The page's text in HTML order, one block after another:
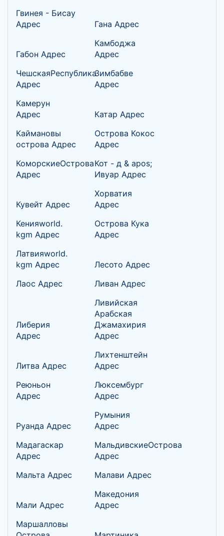
Гвинея - Бисау
Адрес
Гана Адрес
Габон Адрес
Камбоджа
Адрес
ЧешскаяРеспублика
Адрес
Зимбабве
Адрес
Камерун
Адрес
Катар Адрес
Каймановы
острова Адрес
Острова Кокос
Адрес
КоморскиеОстрова
Адрес
Кот - д & apos;
Ивуар Адрес
Кувейт Адрес
Хорватия
Адрес
Кенияworld.
kgm Адрес
Острова Кука
Адрес
Латвияworld.
kgm Адрес
Лесото Адрес
Лаос Адрес
Ливан Адрес
Либерия
Адрес
Ливийская
Арабская
Джамахирия
Адрес
Литва Адрес
Лихтенштейн
Адрес
Реюньон
Адрес
Люксембург
Адрес
Руанда Адрес
Румыния
Адрес
Мадагаскар
Адрес
МальдивскиеОстрова
Адрес
Мальта Адрес
Малави Адрес
Мали Адрес
Македония
Адрес
Маршалловы